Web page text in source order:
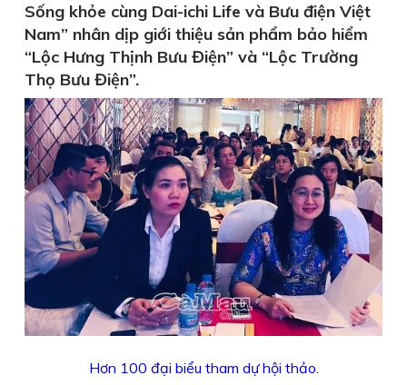
Sống khỏe cùng Dai-ichi Life và Bưu điện Việt
Nam” nhân dịp giới thiệu sản phẩm bảo hiểm
“Lộc Hưng Thịnh Bưu Điện” và “Lộc Trường
Thọ Bưu Điện”.
Hơn 100 đại biểu tham dự hội thảo.